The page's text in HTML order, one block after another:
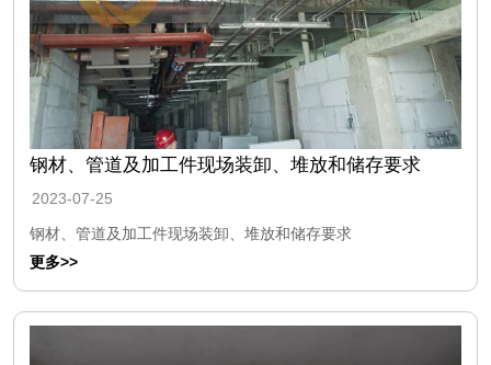
钢材、管道及加工件现场装卸、堆放和储存要求
2023-07-25
钢材、管道及加工件现场装卸、堆放和储存要求
更多>>